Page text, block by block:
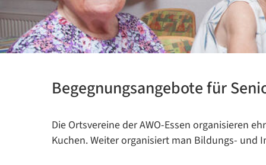
Begegnungsangebote für
Die Ortsvereine der AWO-Essen organisieren
Kuchen. Weiter organisiert man Bildungs-